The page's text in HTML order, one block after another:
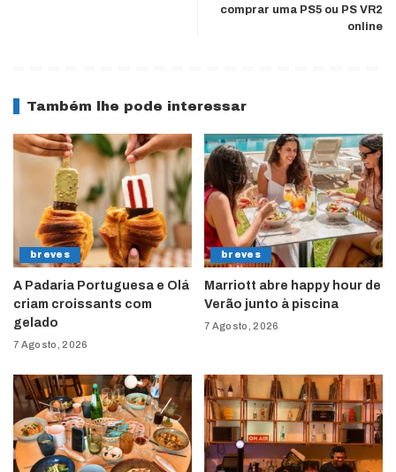
comprar uma PS5 ou PS VR2
online
Também lhe pode interessar
breves
A Padaria Portuguesa e Olá
criam croissants com
gelado
7 Agosto, 2026
breves
Marriott abre happy hour de
Verão junto à piscina
7 Agosto, 2026